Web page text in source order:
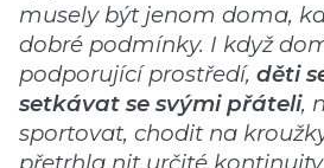
musely být jenom doma,
dobré podmínky. I když
podporující prostředí, děti
setkávat se svými přáteli,
sportovat, chodit na